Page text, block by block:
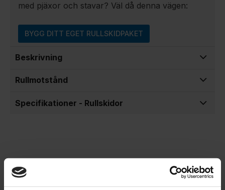
med pjäxor och stavar? Väl då denna vägen:
BYGG DITT EGET RULLSKIDPAKET
Beskrivning
Rullmotstånd
Specifikationer - Rullskidor
Relaterade produkter